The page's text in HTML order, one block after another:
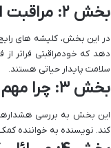
بخش ۲: مراقبت از خود یعنی چه؟
در این بخش، کلیشه های
دهد که خودمراقبتی فراتر
سلامت پایدار حیاتی هستند.
بخش ۳: چرا مهم است که از خود مراقبت کنیم؟
این بخش به بررسی
کند. نویسنده به خواننده